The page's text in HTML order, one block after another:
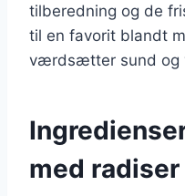
tilberedning og de
til en favorit blandt
værdsætter sund og
med